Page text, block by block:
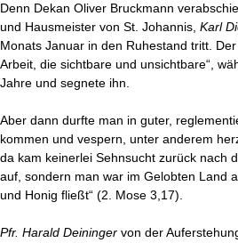
Denn Dekan Oliver Bruckmann
und Hausmeister von St. Johannis, Karl
Monats Januar in den Ruhestand tritt.
Arbeit, die sichtbare und unsichtbare“,
Jahre und segnete ihn.
Aber dann durfte man in guter,
kommen und vespern, unter anderem
da kam keinerlei Sehnsucht zurück nach
auf, sondern man war im Gelobten Land
und Honig fließt“ (2. Mose 3,17).
Pfr. Harald Deininger von der